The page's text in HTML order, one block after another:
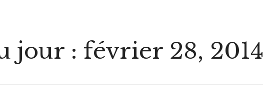
jour : février 28, 2014